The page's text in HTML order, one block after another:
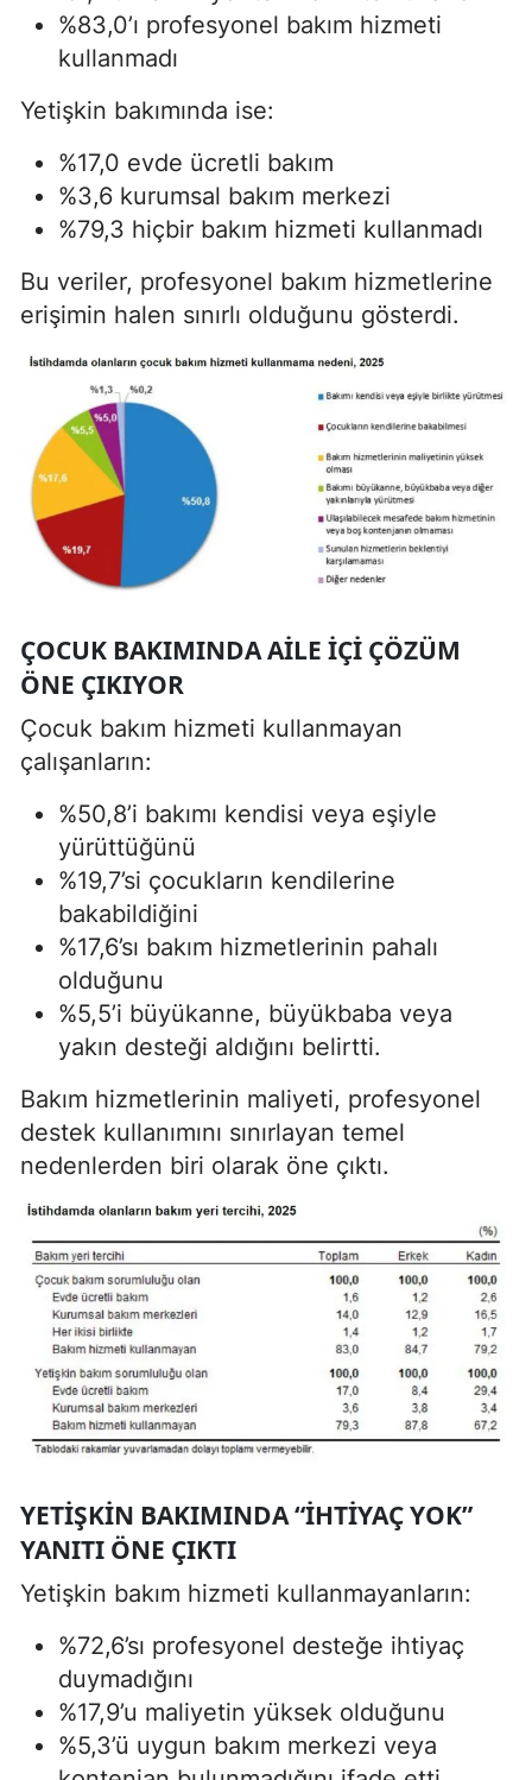
%83,0’ı profesyonel bakım hizmeti
kullanmadı
Yetişkin bakımında ise:
%17,0 evde ücretli bakım
%3,6 kurumsal bakım merkezi
%79,3 hiçbir bakım hizmeti kullanmadı
Bu veriler, profesyonel bakım hizmetlerine
erişimin halen sınırlı olduğunu gösterdi.
ÇOCUK BAKIMINDA AILE İÇI ÇÖZÜM
ÖNE ÇIKIYOR
Çocuk bakım hizmeti kullanmayan
çalışanların:
%50,8’i bakımı kendisi veya eşiyle
yürüttüğünü
%19,7’si çocukların kendilerine
bakabildiğini
%17,6’sı bakım hizmetlerinin pahalı
olduğunu
%5,5’i büyükanne, büyükbaba veya
yakın desteği aldığını belirtti.
Bakım hizmetlerinin maliyeti, profesyonel
destek kullanımını sınırlayan temel
nedenlerden biri olarak öne çıktı.
YETIŞKIN BAKIMINDA “İHTIYAÇ YOK”
YANITI ÖNE ÇIKTI
Yetişkin bakım hizmeti kullanmayanların:
%72,6’sı profesyonel desteğe ihtiyaç
duymadığını
%17,9’u maliyetin yüksek olduğunu
%5,3’ü uygun bakım merkezi veya